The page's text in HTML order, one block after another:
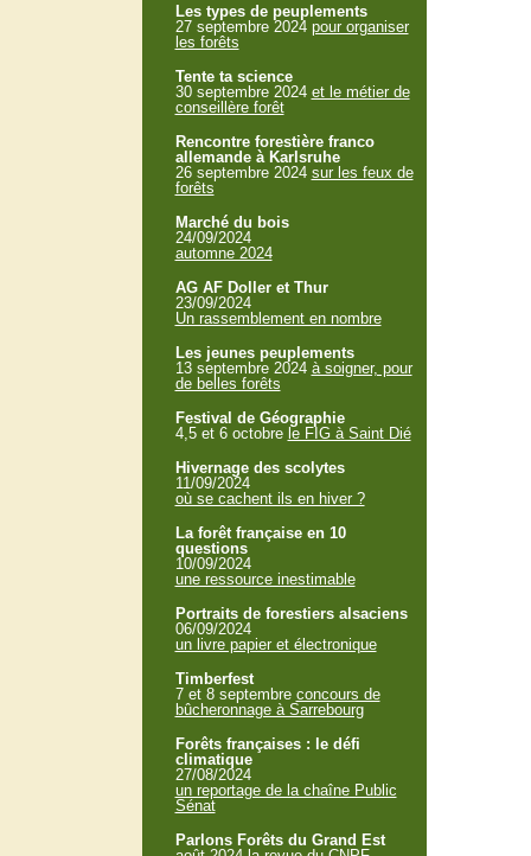
Les types de peuplements
27 septembre 2024 pour organiser
les forêts
Tente ta science
30 septembre 2024 et le métier de
conseillère forêt
Rencontre forestière franco
allemande à Karlsruhe
26 septembre 2024 sur les feux de
forêts
Marché du bois
24/09/2024
automne 2024
AG AF Doller et Thur
23/09/2024
Un rassemblement en nombre
Les jeunes peuplements
13 septembre 2024 à soigner, pour
de belles forêts
Festival de Géographie
4,5 et 6 octobre le FIG à Saint Dié
Hivernage des scolytes
11/09/2024
où se cachent ils en hiver ?
La forêt française en 10
questions
10/09/2024
une ressource inestimable
Portraits de forestiers alsaciens
06/09/2024
un livre papier et électronique
Timberfest
7 et 8 septembre concours de
bûcheronnage à Sarrebourg
Forêts françaises : le défi
climatique
27/08/2024
un reportage de la chaîne Public
Sénat
Parlons Forêts du Grand Est